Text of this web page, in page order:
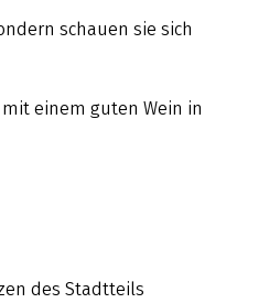
schauen sie sich
einem guten Wein in
des Stadtteils